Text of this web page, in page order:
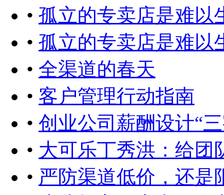
• 孤立的专卖店是难以
• 孤立的专卖店是难以
• 全渠道的春天
• 客户管理行动指南
• 创业公司薪酬设计“
• 大可乐丁秀洪：给团
• 严防渠道低价，还是